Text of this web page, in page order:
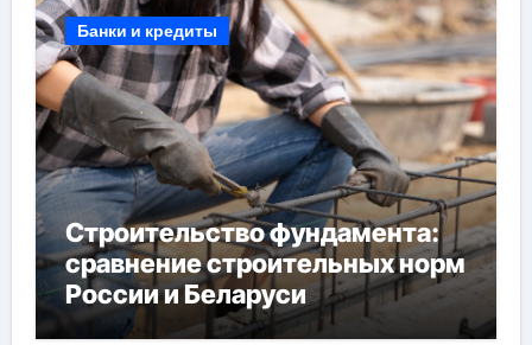
Банки и кредиты
Строительство фундамента:
сравнение строительных норм
России и Беларуси